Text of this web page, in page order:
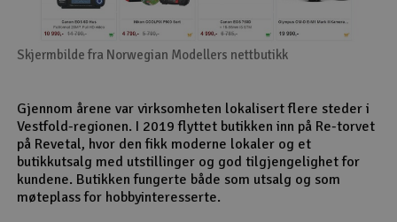
Skjermbilde fra Norwegian Modellers nettbutikk
Gjennom årene var virksomheten lokalisert flere steder i
Vestfold-regionen. I 2019 flyttet butikken inn på Re-torvet
på Revetal, hvor den fikk moderne lokaler og et
butikkutsalg med utstillinger og god tilgjengelighet for
kundene. Butikken fungerte både som utsalg og som
møteplass for hobbyinteresserte.